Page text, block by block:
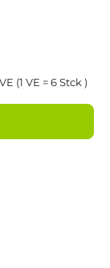
VE (1 VE = 6 Stck )